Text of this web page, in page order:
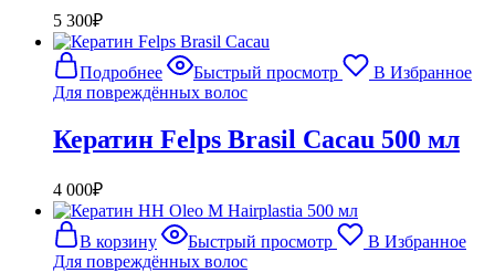
5 300₽
Подробнее Быстрый просмотр
В Избранное
Для повреждённых волос
Кератин Felps Brasil Cacau 500 мл
4 000₽
В корзину Быстрый просмотр
В Избранное
Для повреждённых волос